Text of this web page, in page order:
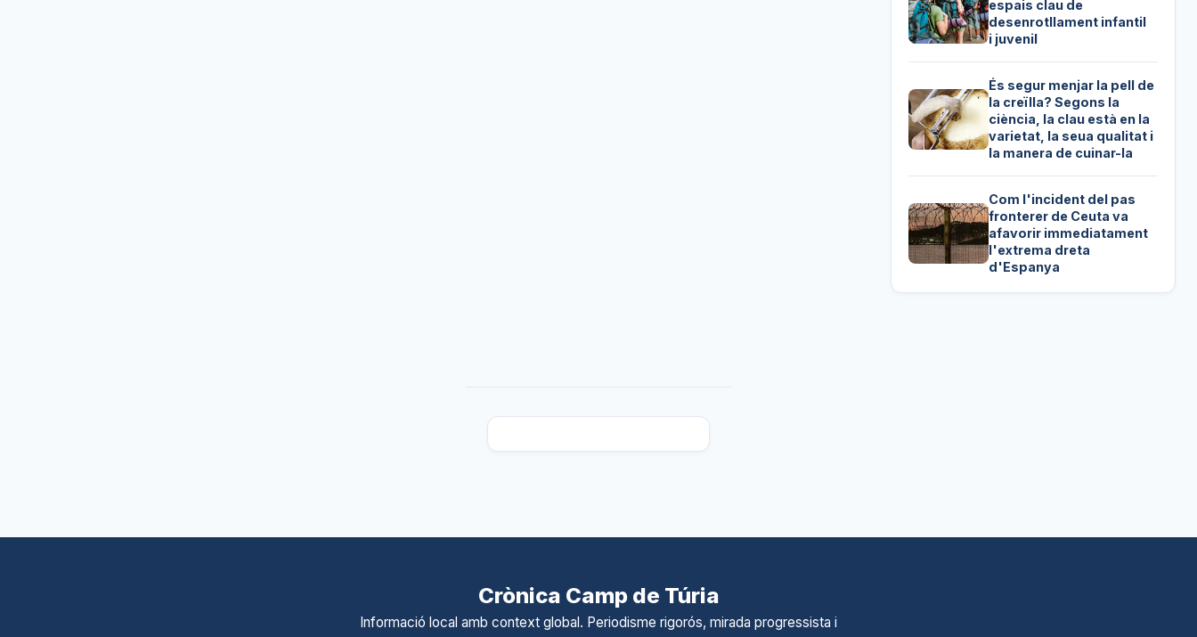
espais clau de
desenrotllament infantil
i juvenil
És segur menjar la pell de
la creïlla? Segons la
ciència, la clau està en la
varietat, la seua qualitat i
la manera de cuinar-la
Com l'incident del pas
fronterer de Ceuta va
afavorir immediatament
l'extrema dreta
d'Espanya
Crònica Camp de Túria
Informació local amb context global. Periodisme rigorós, mirada progressista i